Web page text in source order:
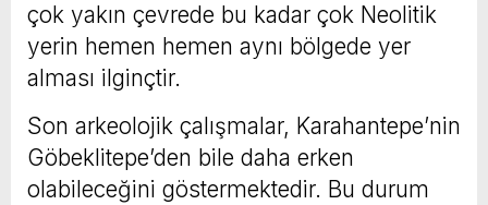
çok yakın çevrede bu kadar çok Neolitik
yerin hemen hemen aynı bölgede yer
alması ilginçtir.
Son arkeolojik çalışmalar, Karahantepe’nin
Göbeklitepe’den bile daha erken
olabileceğini göstermektedir. Bu durum